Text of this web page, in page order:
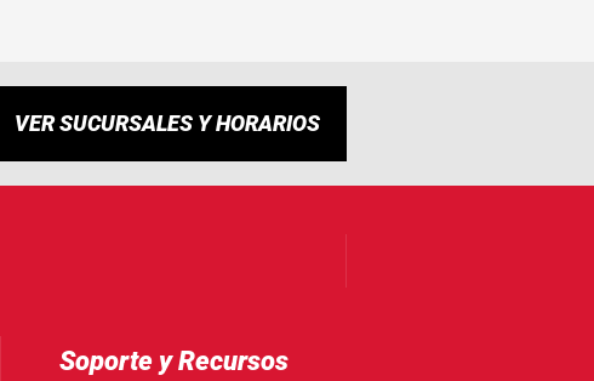
VER SUCURSALES Y HORARIOS
Soporte y Recursos